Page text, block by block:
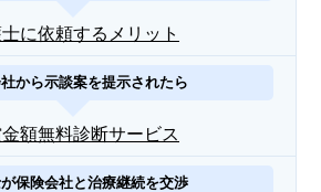
に依頼するメリット
から示談案を提示されたら
額無料診断サービス
保険会社と治療継続を交渉